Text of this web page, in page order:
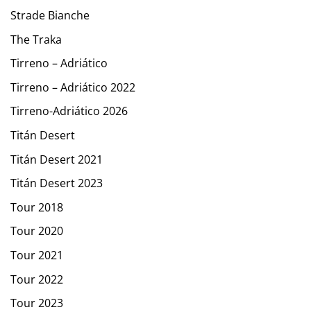
Strade Bianche
The Traka
Tirreno – Adriático
Tirreno – Adriático 2022
Tirreno-Adriático 2026
Titán Desert
Titán Desert 2021
Titán Desert 2023
Tour 2018
Tour 2020
Tour 2021
Tour 2022
Tour 2023